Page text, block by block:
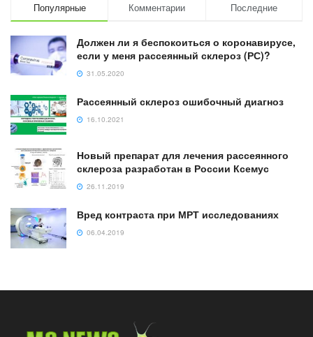
Популярные Комментарии Последние
Должен ли я беспокоиться о коронавирусе,
если у меня рассеянный склероз (РС)?
31.05.2020
Рассеянный склероз ошибочный диагноз
16.10.2021
Новый препарат для лечения рассеянного
склероза разработан в России Ксемус
26.11.2019
Вред контраста при МРТ исследованиях
06.04.2019